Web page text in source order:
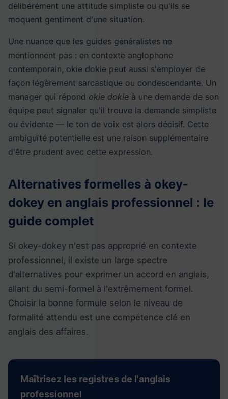
délibérément une attitude simpliste ou qu'ils se
moquent gentiment d'une situation.
Une nuance que les guides généralistes ne
mentionnent pas : en contexte anglophone
contemporain, okie dokie peut aussi s'employer de
façon légèrement sarcastique ou condescendante. Un
manager qui répond okie dokie à une demande de son
équipe peut signaler qu'il trouve la demande simpliste
ou évidente — le ton de voix est alors décisif. Cette
ambiguïté potentielle est une raison supplémentaire
d'être prudent avec cette expression.
Alternatives formelles à okey-
dokey en anglais professionnel : le
guide complet
Si okey-dokey n'est pas approprié en contexte
professionnel, il existe un large spectre
d'alternatives pour exprimer un accord en anglais,
allant du semi-formel à l'extrêmement formel.
Choisir la bonne formule selon le niveau de
formalité attendu est une compétence clé en
anglais des affaires.
Maîtrisez les registres de l'anglais
professionnel